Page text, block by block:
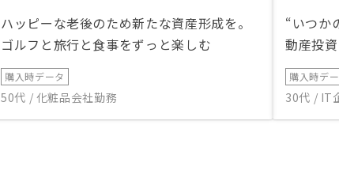
ハッピーな老後のため新たな資産形成を。
ゴルフと旅行と食事をずっと楽しむ
購入時データ
50代 / 化粧品会社勤務
“いつか
動産投
購入時デ
30代 / IT